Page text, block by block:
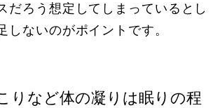
だろう想定してしまっているとし
しないのがポイントです。
りなど体の凝りは眠りの程